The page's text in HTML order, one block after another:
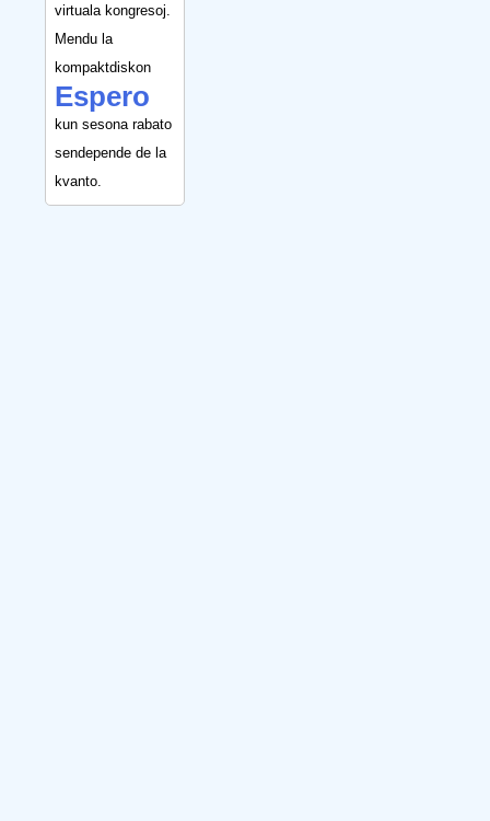
virtuala kongresoj.
Mendu la
kompaktdiskon
Espero
kun sesona rabato
sendepende de la
kvanto.